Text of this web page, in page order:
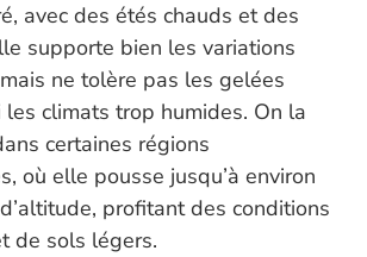
avec des étés chauds et des
supporte bien les variations
ne tolère pas les gelées
climats trop humides. On la
certaines régions
où elle pousse jusqu’à environ
profitant des conditions
de sols légers.